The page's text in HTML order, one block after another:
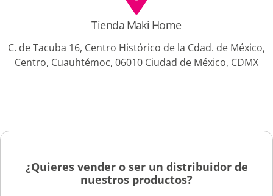
Tienda Maki Home
C. de Tacuba 16, Centro Histórico de la Cdad. de México,
Centro, Cuauhtémoc, 06010 Ciudad de México, CDMX
¿Quieres vender o ser un distribuidor de
nuestros productos?